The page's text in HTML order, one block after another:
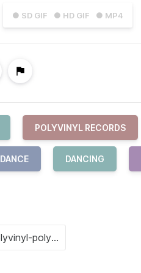
● SD GIF ● HD GIF ● MP4
POLYVINYL RECORDS
DANCE DANCING